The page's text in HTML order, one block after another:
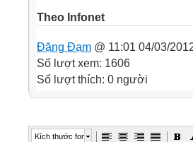
Theo Infonet
Đặng Đạm @ 11:01 04/03/
Số lượt xem: 1606
Số lượt thích: 0 người
Kích thước font